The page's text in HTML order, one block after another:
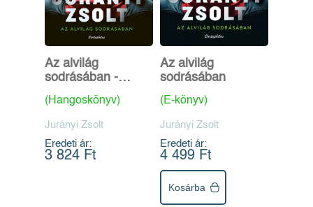
Az alvilág
sodrásában -
(Hangoskönyv)
Jurányi Zsolt
Eredeti ár:
3 824 Ft
Az alvilág
sodrásában
(E-könyv)
Jurányi Zsolt
Eredeti ár:
4 499 Ft
Kosárba